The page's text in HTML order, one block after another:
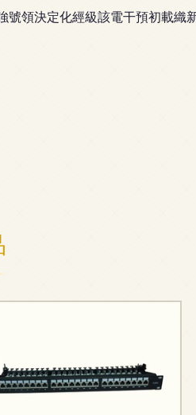
領決定化經級該電干預初載織